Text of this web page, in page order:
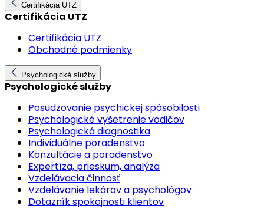
Certifikácia UTZ
Certifikácia UTZ
Certifikácia UTZ
Obchodné podmienky
Psychologické služby
Psychologické služby
Posudzovanie psychickej spôsobilosti
Psychologické vyšetrenie vodičov
Psychologická diagnostika
Individuálne poradenstvo
Konzultácie a poradenstvo
Expertíza, prieskum, analýza
Vzdelávacia činnosť
Vzdelávanie lekárov a psychológov
Dotazník spokojnosti klientov